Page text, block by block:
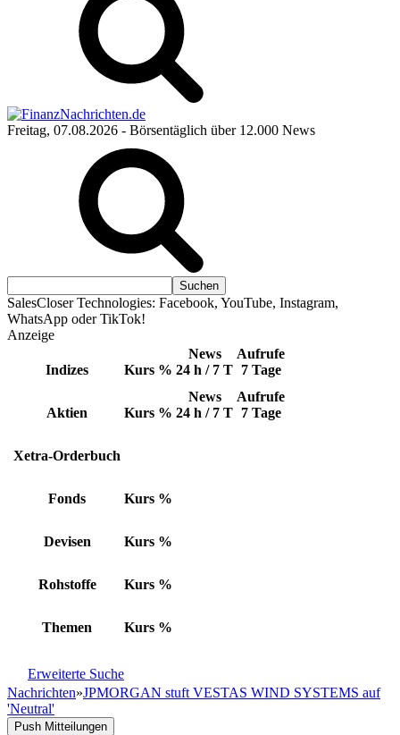
Freitag, 07.08.2026 - Börsentäglich über 12.000 News
SalesCloser Technologies: Facebook, YouTube, Instagram,
WhatsApp oder TikTok!
Anzeige
Indizes Kurs %
News
24 h / 7 T
Aufrufe
7 Tage
Aktien Kurs %
News
24 h / 7 T
Aufrufe
7 Tage
Xetra-Orderbuch
Fonds Kurs %
Devisen Kurs %
Rohstoffe Kurs %
Themen Kurs %
Erweiterte Suche
Nachrichten»JPMORGAN stuft VESTAS WIND SYSTEMS auf
'Neutral'
Push Mitteilungen